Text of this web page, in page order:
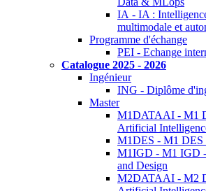
IA - IA :
multimodale et
Programme d'échange
PEI - Echange
Catalogue 2025 - 2026
Ingénieur
ING - Diplôme
Master
M1DATAAI - M1
Artificial
M1DES - M1 DES
M1IGD - M1 IGD
and Design
M2DATAAI - M2